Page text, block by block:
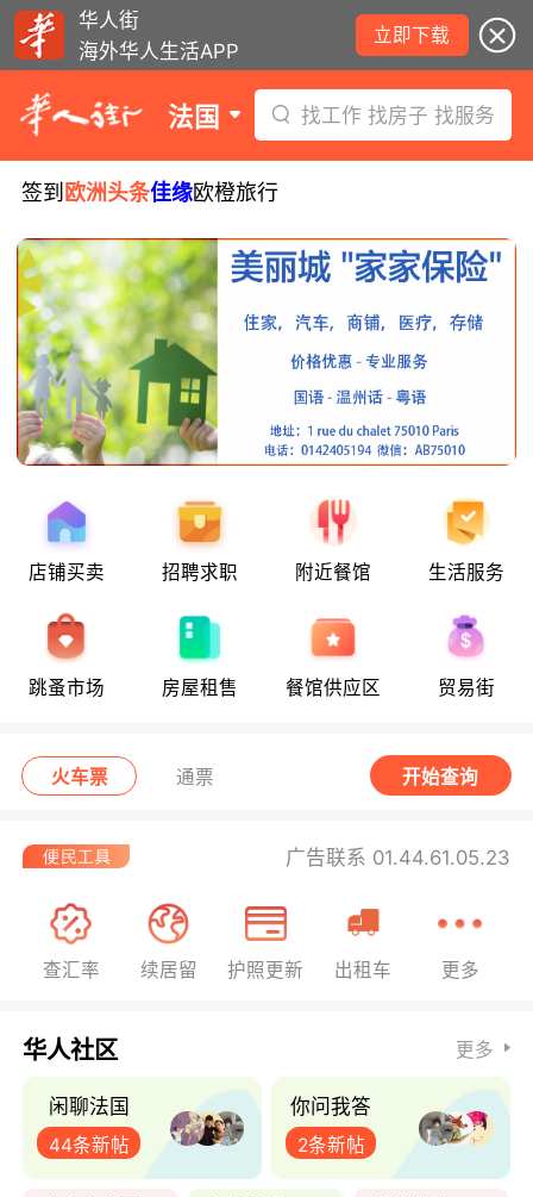
华人街
海外华人生活APP
立即下载
法国 找工作 找房子 找服务
签到 欧洲头条佳缘欧橙旅行
店铺买卖 招聘求职 附近餐馆 生活服务
跳蚤市场 房屋租售 餐馆供应区 贸易街
火车票 通票 开始查询
广告联系 01.44.61.05.23
查汇率 续居留 护照更新 出租车 更多
华人社区 更多
闲聊法国
44条新帖
你问我答
2条新帖